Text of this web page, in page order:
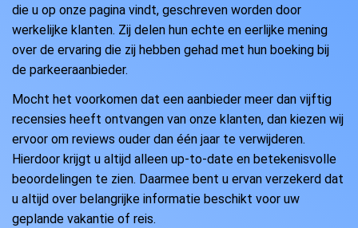
die u op onze pagina vindt, geschreven worden door
werkelijke klanten. Zij delen hun echte en eerlijke mening
over de ervaring die zij hebben gehad met hun boeking bij
de parkeeraanbieder.
Mocht het voorkomen dat een aanbieder meer dan vijftig
recensies heeft ontvangen van onze klanten, dan kiezen wij
ervoor om reviews ouder dan één jaar te verwijderen.
Hierdoor krijgt u altijd alleen up-to-date en betekenisvolle
beoordelingen te zien. Daarmee bent u ervan verzekerd dat
u altijd over belangrijke informatie beschikt voor uw
geplande vakantie of reis.